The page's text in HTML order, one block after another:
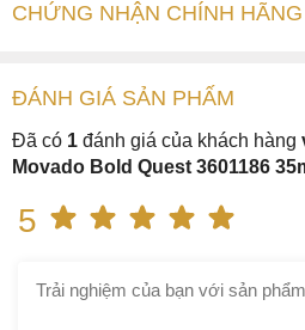
CHỨNG NHẬN CHÍNH HÃNG
ĐÁNH GIÁ SẢN PHẤM
Đã có 1 đánh giá của khách hàng
Movado Bold Quest 3601186
5